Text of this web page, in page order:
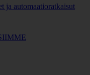
ja automaatioratkaisut